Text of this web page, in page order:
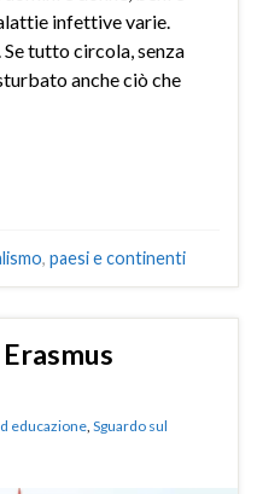
infettive varie.
tutto circola, senza
anche ciò che
, paesi e continenti
educazione, Sguardo sul